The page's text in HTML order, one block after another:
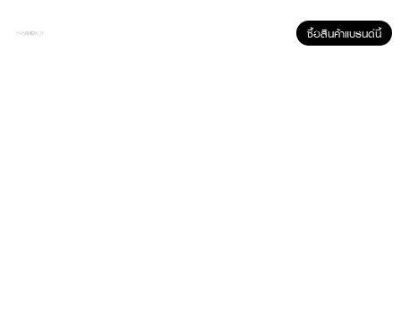
ซื้อสินค้าแบรนด์นี้